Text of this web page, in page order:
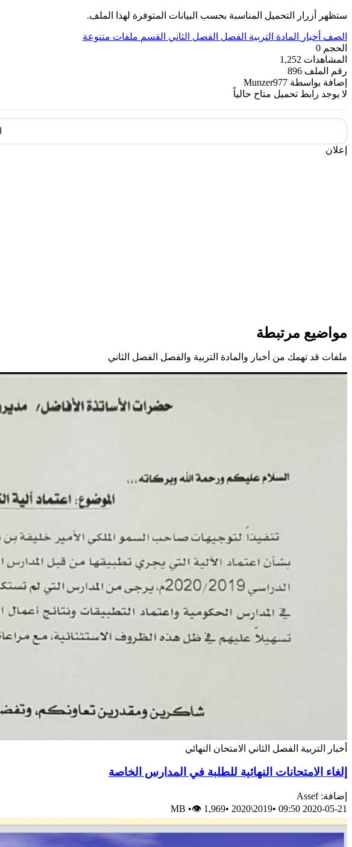
ستظهر أزرار التحميل المناسبة بحسب البيانات المتوفرة لهذا الملف.
الصف أخبار المادة التربية الفصل الفصل الثاني القسم ملفات متنوعة
الحجم 0
المشاهدات 1,252
رقم الملف 896
إضافة بواسطة Munzer977
لا يوجد رابط تحميل متاح حالياً
إعلان
مواضيع مرتبطة
ملفات قد تهمك من أخبار والمادة التربية والفصل الفصل الثاني
أخبار التربية الفصل الثاني الامتحان النهائي
إلغاء الامتحانات النهائية للطلبة في المدارس الخاصة
إضافة: Assef
2020-05-21 09:50
•
2019\2020
•
MB •👁 1,969